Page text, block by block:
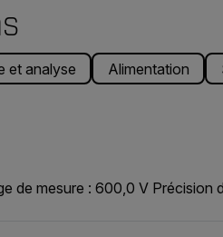
et analyse Alimentation
de mesure : 600,0 V Précision